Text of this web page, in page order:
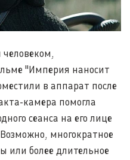
"Империя наносит
в аппарат после
камера помогла
сеанса на его лице
многократное
или более длительное